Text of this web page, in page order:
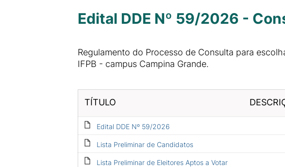
Edital DDE Nº 59/2026 -
Regulamento do Processo de Consulta para
IFPB - campus Campina Grande.
TÍTULO
Edital DDE Nº 59/2026
Lista Preliminar de Candidatos
Lista Preliminar de Eleitores Aptos a Votar